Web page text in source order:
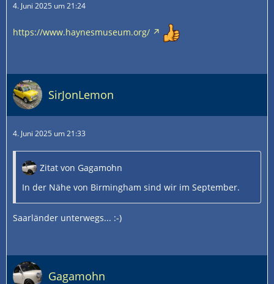
4. Juni 2025 um 21:24
https://www.haynesmuseum.org/
SirJonLemon
4. Juni 2025 um 21:33
Zitat von Gagamohn
In der Nähe von Birmingham sind wir im September.
Saarländer unterwegs... :-)
Gagamohn